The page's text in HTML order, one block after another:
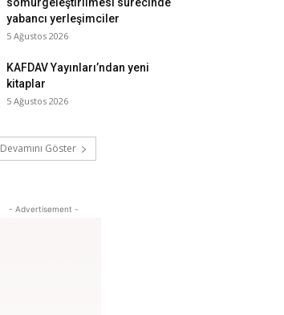
yabancı yerleşimciler
5 Ağustos 2026
KAFDAV Yayınları’ndan yeni
kitaplar
5 Ağustos 2026
Devamını Göster
- Advertisement -